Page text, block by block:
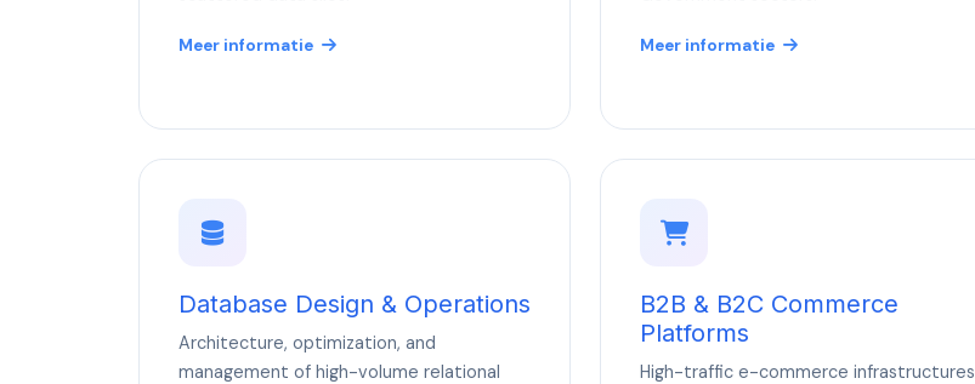
Meer informatie Meer informatie
Database Design & Operations
Architecture, optimization, and
management of high-volume relational
B2B & B2C Commerce
Platforms
High-traffic e-commerce infrastructures